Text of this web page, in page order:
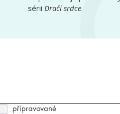
sérii Dračí srdce.
připravované